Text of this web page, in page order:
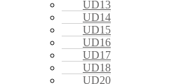
UD13
UD14
UD15
UD16
UD17
UD18
UD20